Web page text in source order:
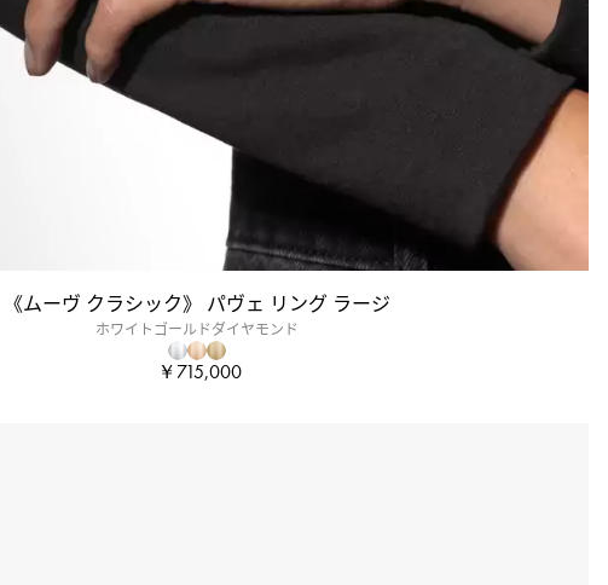
《ムーヴ クラシック》 パヴェ リング ラージ
ホワイトゴールドダイヤモンド
￥715,000